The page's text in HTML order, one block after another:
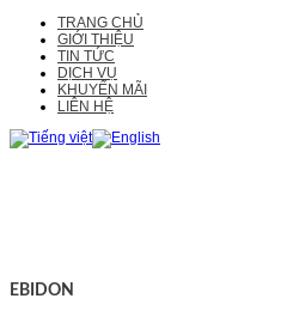
TRANG CHỦ
GIỚI THIỆU
TIN TỨC
DỊCH VỤ
KHUYẾN MÃI
LIÊN HỆ
EBIDON